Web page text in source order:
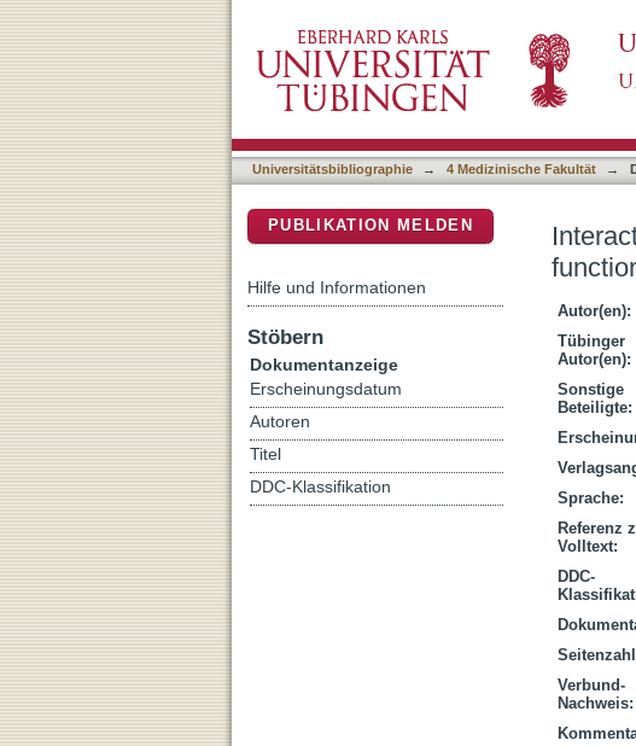
Universitätsbibliographie → 4 Medizinische Fakultät →
Autor(en):
Tübinger
Autor(en):
Sonstige
Beteiligte:
Sprache:
Referenz
Volltext:
DDC-
Verbund-
Nachweis:
PUBLIKATION MELDEN
Hilfe und Informationen
Stöbern
Dokumentanzeige
Erscheinungsdatum
Autoren
Titel
DDC-Klassifikation